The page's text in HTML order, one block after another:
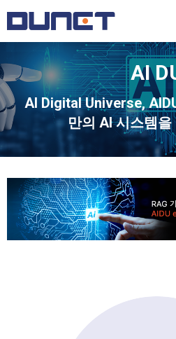
AI
AI Digital Universe,
만의 AI 시스템
You are